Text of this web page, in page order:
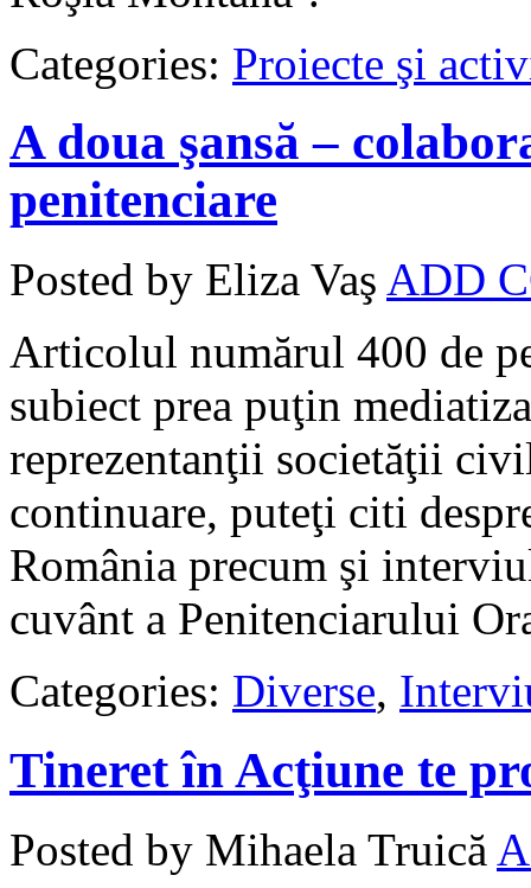
Categories: Proiecte şi
A doua şansă –
penitenciare
Posted by Eliza Vaş ADD
Articolul numărul 400 de
subiect prea puţin
reprezentanţii societăţii
continuare, puteţi citi
România precum şi
cuvânt a Penitenciarului
Categories: Diverse,
Tineret în Acţiune te
Posted by Mihaela Truică